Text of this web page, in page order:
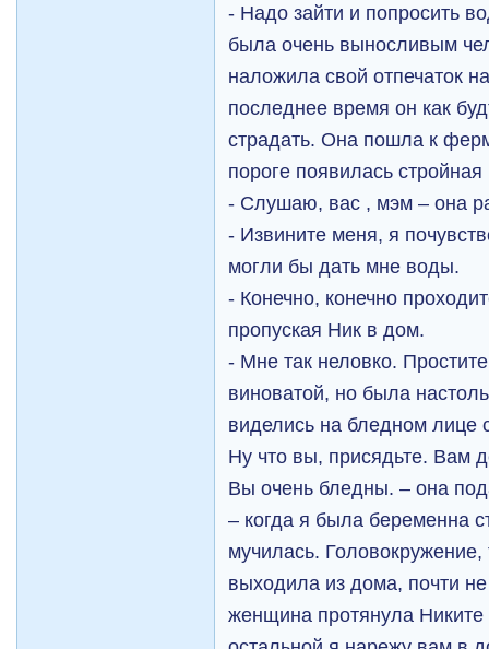
- Надо зайти и попросить
была очень выносливым
наложила свой отпечаток
последнее время он как
страдать. Она пошла к
пороге появилась
- Слушаю, вас , мэм – она
- Извините меня, я
могли бы дать мне воды.
- Конечно, конечно
пропуская Ник в дом.
- Мне так неловко.
виноватой, но была
виделись на бледном лице
Ну что вы, присядьте. Вам
Вы очень бледны. – она
– когда я была беременна
мучилась.
выходила из дома, почти
женщина протянула